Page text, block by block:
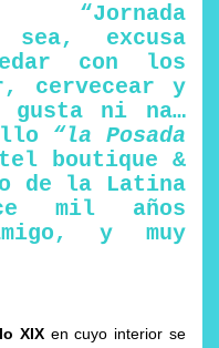
sea, excusa
con los
cervecear y
gusta ni na…
“la Posada
boutique &
de la Latina
mil años
y muy
XIX en cuyo interior se